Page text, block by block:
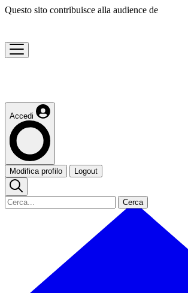
Questo sito contribuisce alla audience de
Accedi
Modifica profilo Logout
Cerca